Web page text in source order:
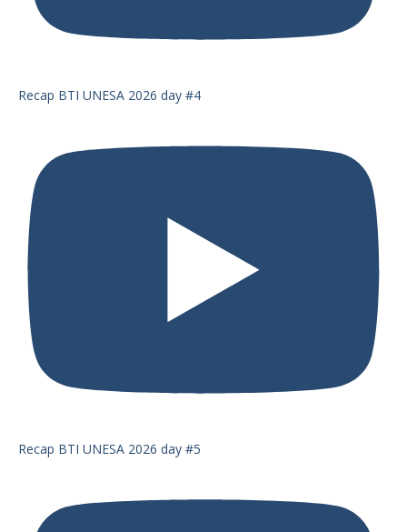
Recap BTI UNESA 2026 day #4
Recap BTI UNESA 2026 day #5